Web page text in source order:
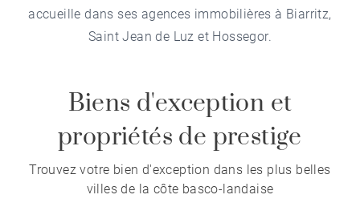
accueille dans ses agences immobilières à Biarritz,
Saint Jean de Luz et Hossegor.
Biens d'exception et
propriétés de prestige
Trouvez votre bien d'exception dans les plus belles
villes de la côte basco-landaise